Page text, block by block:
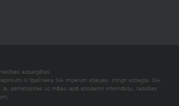
aizsargātas.
īpašnieka SIA Imperum atļaujas, stingri aizliegta. SIA
ja, pamatojoties uz mājas lapā atrodamo informāciju, radušies